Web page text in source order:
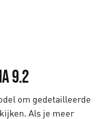
9.2
om gedetailleerde
Als je meer